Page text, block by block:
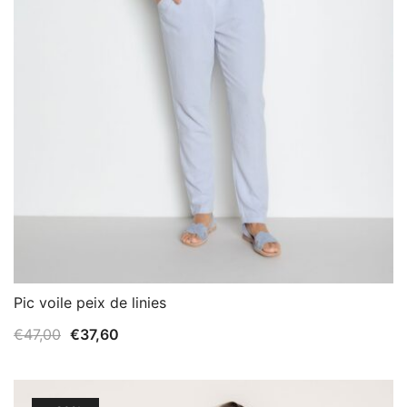
Pic voile peix de linies
€47,00 El
original
€37,60
actual